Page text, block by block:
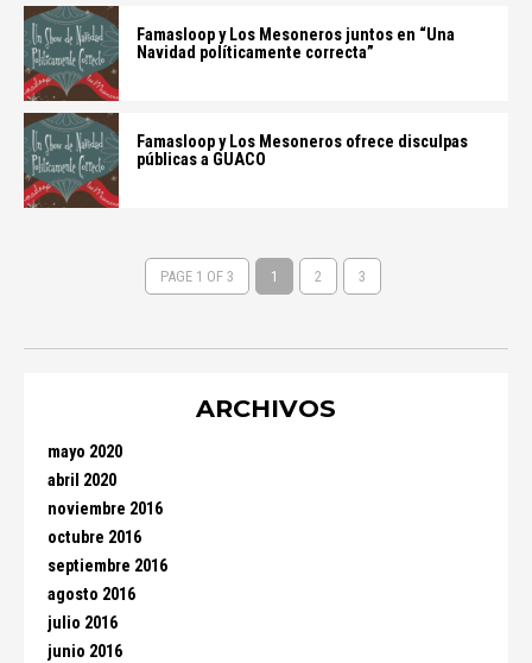
Famasloop y Los Mesoneros juntos en “Una
Navidad políticamente correcta”
Famasloop y Los Mesoneros ofrece disculpas
públicas a GUACO
PAGE 1 OF 3 1 2 3
ARCHIVOS
mayo 2020
abril 2020
noviembre 2016
octubre 2016
septiembre 2016
agosto 2016
julio 2016
junio 2016